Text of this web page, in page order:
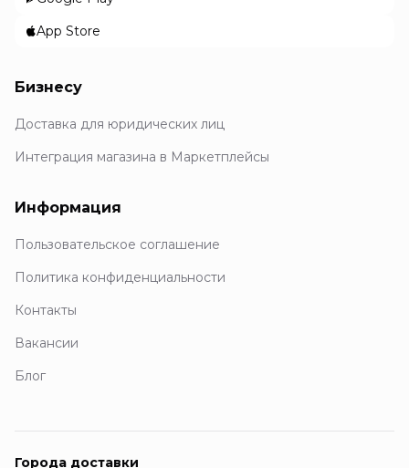
App Store
Бизнесу
Доставка для юридических лиц
Интеграция магазина в Маркетплейсы
Информация
Пользовательское соглашение
Политика конфиденциальности
Контакты
Вакансии
Блог
Города доставки